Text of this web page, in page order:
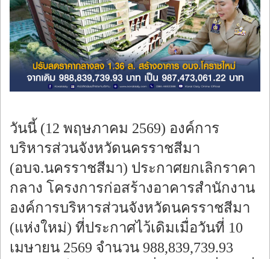
ติดต่อเรา
ร้องทุกข์
วันนี้ (12 พฤษภาคม 2569) องค์การ
บริหารส่วนจังหวัดนครราชสีมา
(อบจ.นครราชสีมา) ประกาศยกเลิกราคา
กลาง โครงการก่อสร้างอาคารสำนักงาน
องค์การบริหารส่วนจังหวัดนครราชสีมา
(แห่งใหม่) ที่ประกาศไว้เดิมเมื่อวันที่ 10
เมษายน 2569 จำนวน 988,839,739.93